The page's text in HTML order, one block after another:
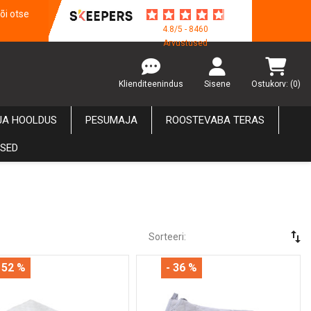
otse
4.8/5 - 8460
Arvustused
Klienditeenindus Sisene Ostukorv: (0)
HOOLDUS PESUMAJA ROOSTEVABA TERAS
Sorteeri: swap_vert
% - 36 %